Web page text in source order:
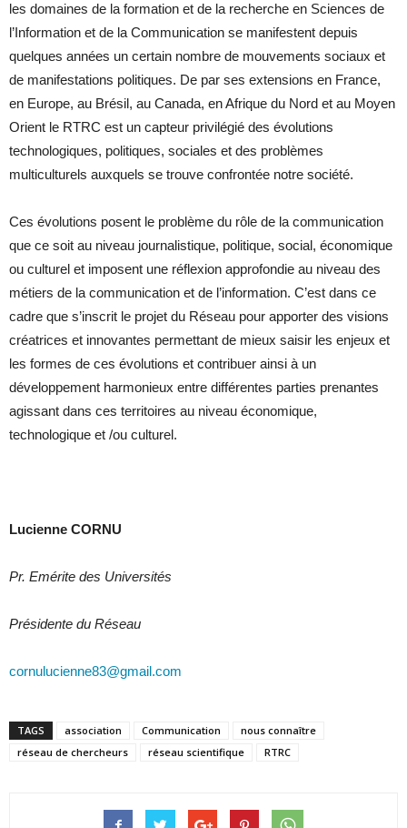
les domaines de la formation et de la recherche en Sciences de
l’Information et de la Communication se manifestent depuis
quelques années un certain nombre de mouvements sociaux et
de manifestations politiques. De par ses extensions en France,
en Europe, au Brésil, au Canada, en Afrique du Nord et au Moyen
Orient le RTRC est un capteur privilégié des évolutions
technologiques, politiques, sociales et des problèmes
multiculturels auxquels se trouve confrontée notre société.
Ces évolutions posent le problème du rôle de la communication
que ce soit au niveau journalistique, politique, social, économique
ou culturel et imposent une réflexion approfondie au niveau des
métiers de la communication et de l’information. C’est dans ce
cadre que s’inscrit le projet du Réseau pour apporter des visions
créatrices et innovantes permettant de mieux saisir les enjeux et
les formes de ces évolutions et contribuer ainsi à un
développement harmonieux entre différentes parties prenantes
agissant dans ces territoires au niveau économique,
technologique et /ou culturel.
Lucienne CORNU
Pr. Emérite des Universités
Présidente du Réseau
cornulucienne83@gmail.com
TAGS association Communication
nous connaître
réseau de chercheurs
réseau scientifique RTRC